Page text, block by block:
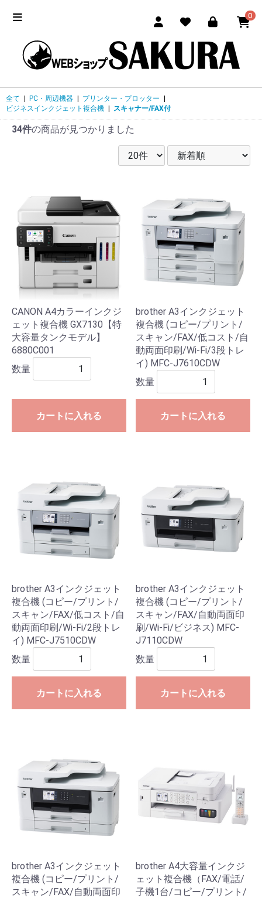
0
全て PC・周辺機器 プリンター・プロッター
ビジネスインクジェット複合機
スキャナー/FAX付
34件の商品が見つかりました
CANON A4カラーインクジ
ェット複合機 GX7130【特
大容量タンクモデル】
6880C001
数量
カートに入れる
brother A3インクジェット
複合機 (コピー/プリント/
スキャン/FAX/低コスト/自
動両面印刷/Wi-Fi/3段トレ
イ) MFC-J7610CDW
数量
カートに入れる
brother A3インクジェット
複合機 (コピー/プリント/
スキャン/FAX/低コスト/自
動両面印刷/Wi-Fi/2段トレ
イ) MFC-J7510CDW
数量
カートに入れる
brother A3インクジェット
複合機 (コピー/プリント/
スキャン/FAX/自動両面印
刷/Wi-Fi/ビジネス) MFC-
J7110CDW
数量
カートに入れる
brother A3インクジェット
複合機 (コピー/プリント/
スキャン/FAX/自動両面印
brother A4大容量インクジ
ェット複合機（FAX/電話/
子機1台/コピー/プリント/